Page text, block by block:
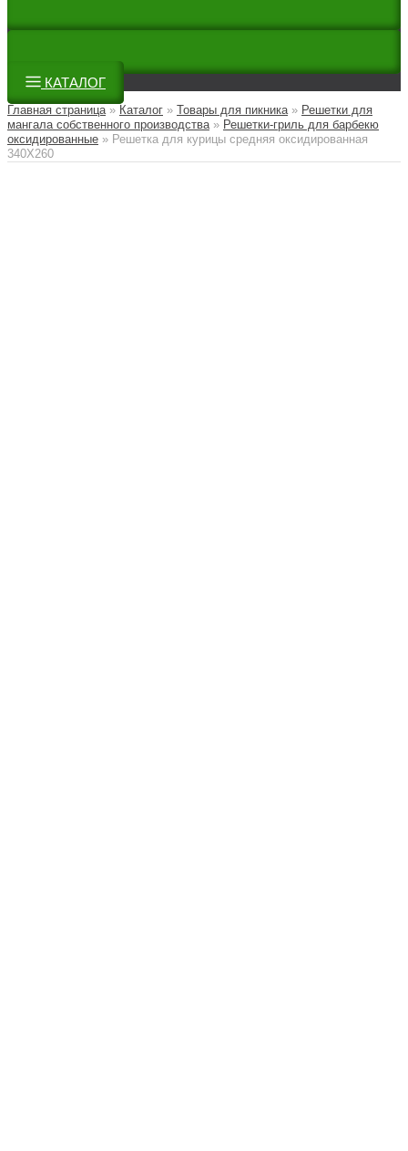
КАТАЛОГ
Главная страница» Каталог » Товары для пикника» Решетки для
мангала собственного производства» Решетки-гриль для барбекю
оксидированные » Решетка для курицы средняя оксидированная
340Х260